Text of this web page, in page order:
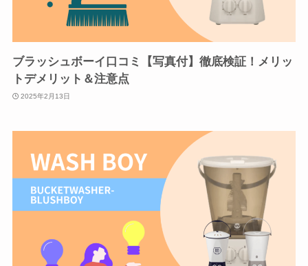
ブラッシュボーイ口コミ【写真付】徹底検証！メリッ
トデメリット＆注意点
2025年2月13日